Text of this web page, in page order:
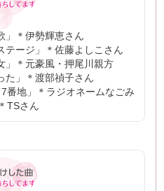
」＊伊勢輝恵さん
テージ」＊佐藤よしこさん
」＊元豪風・押尾川親方
た」＊渡部禎子さん
番地」＊ラジオネームなごみ
TSさん